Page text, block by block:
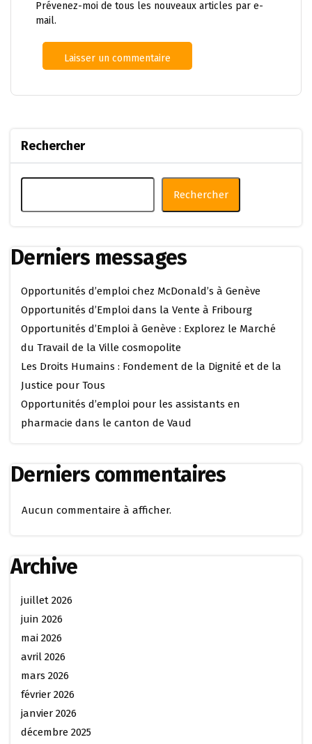
Prévenez-moi de tous les nouveaux articles par e-
mail.
Rechercher
Rechercher
Derniers messages
Opportunités d’emploi chez McDonald’s à Genève
Opportunités d’Emploi dans la Vente à Fribourg
Opportunités d’Emploi à Genève : Explorez le Marché
du Travail de la Ville cosmopolite
Les Droits Humains : Fondement de la Dignité et de la
Justice pour Tous
Opportunités d’emploi pour les assistants en
pharmacie dans le canton de Vaud
Derniers commentaires
Aucun commentaire à afficher.
Archive
juillet 2026
juin 2026
mai 2026
avril 2026
mars 2026
février 2026
janvier 2026
décembre 2025